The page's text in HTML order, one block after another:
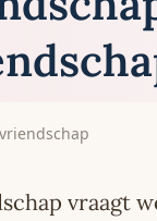
vraagt